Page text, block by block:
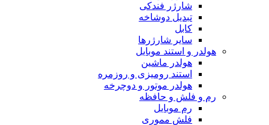
شارژر فندکی
تبدیل دوشاخه
کابل
سایر شارژرها
هولدر و استند موبایل
هولدر ماشین
استند رومیزی و روزمره
هولدر موتور و دوچرخه
رم و فلش و حافظه
رم موبایل
فلش مموری